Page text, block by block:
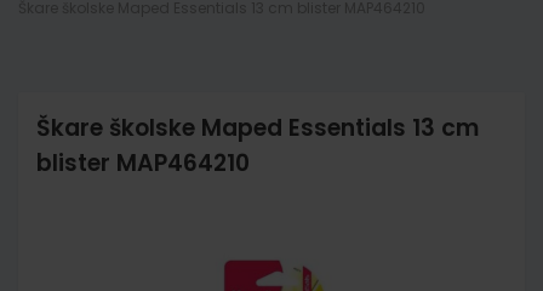
Škare školske Maped Essentials 13 cm
blister MAP464210